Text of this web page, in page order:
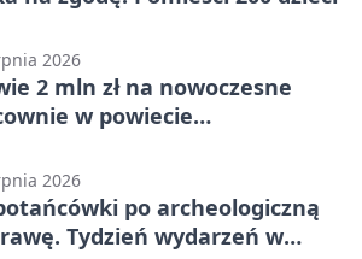
2026
2 mln zł na nowoczesne
w powiecie
2026
po archeologiczną
Tydzień wydarzeń w